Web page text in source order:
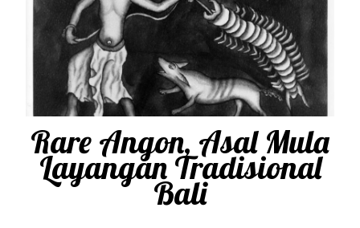
Rare Angon, Asal Mula
Layangan Tradisional
Bali